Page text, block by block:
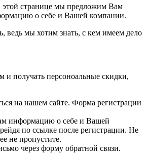
этой странице мы предложим Вам
о себе и Вашей компании.
ведь мы хотим знать, с кем имеем дело
и получать персоноальные скидки,
на нашем сайте. Форма регистрации
информацию о себе и Вашей
по ссылке после регистрации. Не
не пропустите.
через форму обратной связи.